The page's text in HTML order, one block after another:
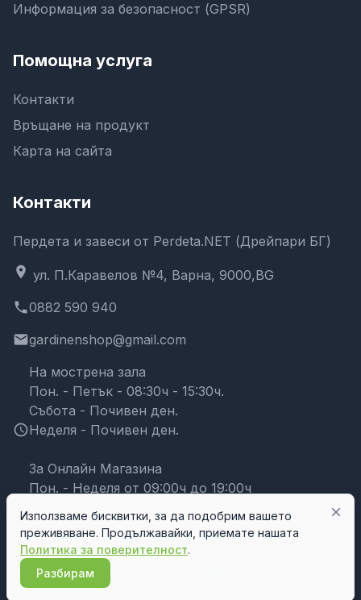
Информация за безопасност (GPSR)
Помощна услуга
Контакти
Връщане на продукт
Карта на сайта
Контакти
Пердета и завеси от Perdeta.NET (Дрейпари БГ)
location_on ул. П.Каравелов №4, Варна, 9000,BG
phone0882 590 940
emailgardinenshop@gmail.com
schedule
На мострена зала
Пон. - Петък - 08:30ч - 15:30ч.
Събота - Почивен ден.
Неделя - Почивен ден.
За Онлайн Магазина
Пон. - Неделя от 09:00ч до 19:00ч
close
Използваме бисквитки, за да подобрим вашето
преживяване. Продължавайки, приемате нашата
Политика за поверителност.
Разбирам